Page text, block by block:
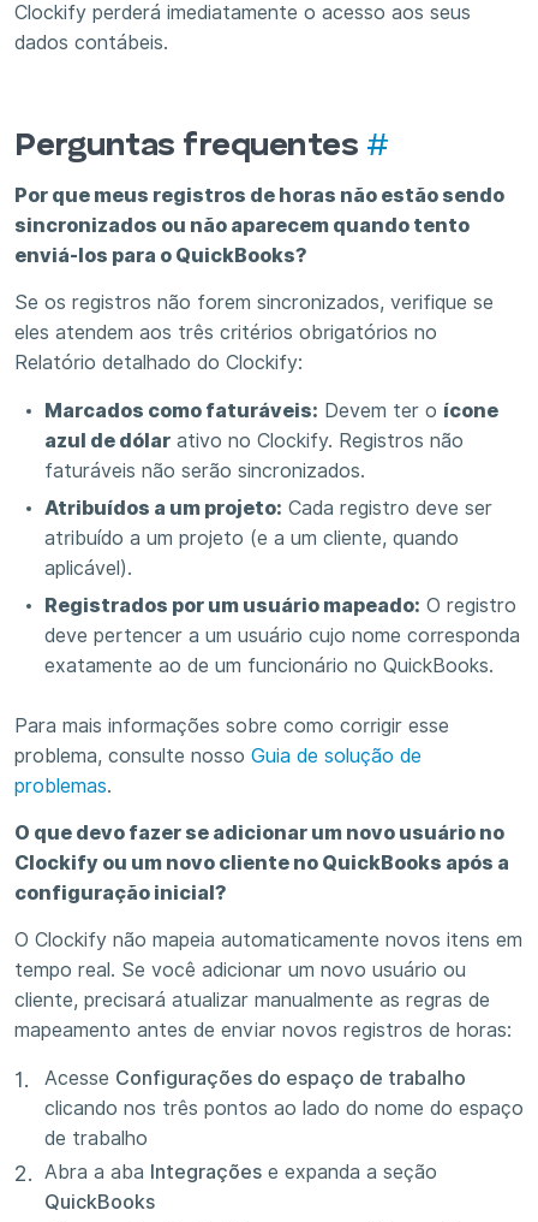
Clockify perderá imediatamente o acesso aos seus
dados contábeis.
Perguntas frequentes #
Por que meus registros de horas não estão sendo
sincronizados ou não aparecem quando tento
enviá-los para o QuickBooks?
Se os registros não forem sincronizados, verifique se
eles atendem aos três critérios obrigatórios no
Relatório detalhado do Clockify:
Marcados como faturáveis: Devem ter o ícone
azul de dólar ativo no Clockify. Registros não
faturáveis ​​não serão sincronizados.
Atribuídos a um projeto: Cada registro deve ser
atribuído a um projeto (e a um cliente, quando
aplicável).
Registrados por um usuário mapeado: O registro
deve pertencer a um usuário cujo nome corresponda
exatamente ao de um funcionário no QuickBooks.
Para mais informações sobre como corrigir esse
problema, consulte nosso Guia de solução de
problemas.
O que devo fazer se adicionar um novo usuário no
Clockify ou um novo cliente no QuickBooks após a
configuração inicial?
O Clockify não mapeia automaticamente novos itens em
tempo real. Se você adicionar um novo usuário ou
cliente, precisará atualizar manualmente as regras de
mapeamento antes de enviar novos registros de horas:
Acesse Configurações do espaço de trabalho
clicando nos três pontos ao lado do nome do espaço
de trabalho
Abra a aba Integrações e expanda a seção
QuickBooks